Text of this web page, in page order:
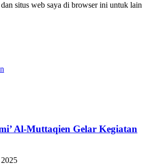
situs web saya di browser ini untuk lain
Al-Muttaqien Gelar Kegiatan